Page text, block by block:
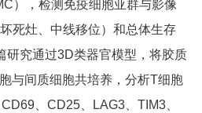
），检测免疫细胞亚群与影像
死灶、中线移位）和总体生存
研究通过3D类器官模型，将胶质
与间质细胞共培养，分析T细胞
、CD25、LAG3、TIM3、